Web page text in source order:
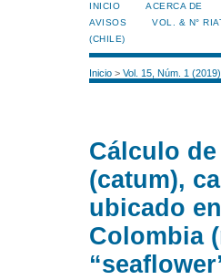
INICIO ACERCA DE
AVISOS
VOL. & N°
(CHILE)
Inicio > Vol. 15, Núm. 1 (2019)
Cálculo
(catum),
ubicado
Colombia